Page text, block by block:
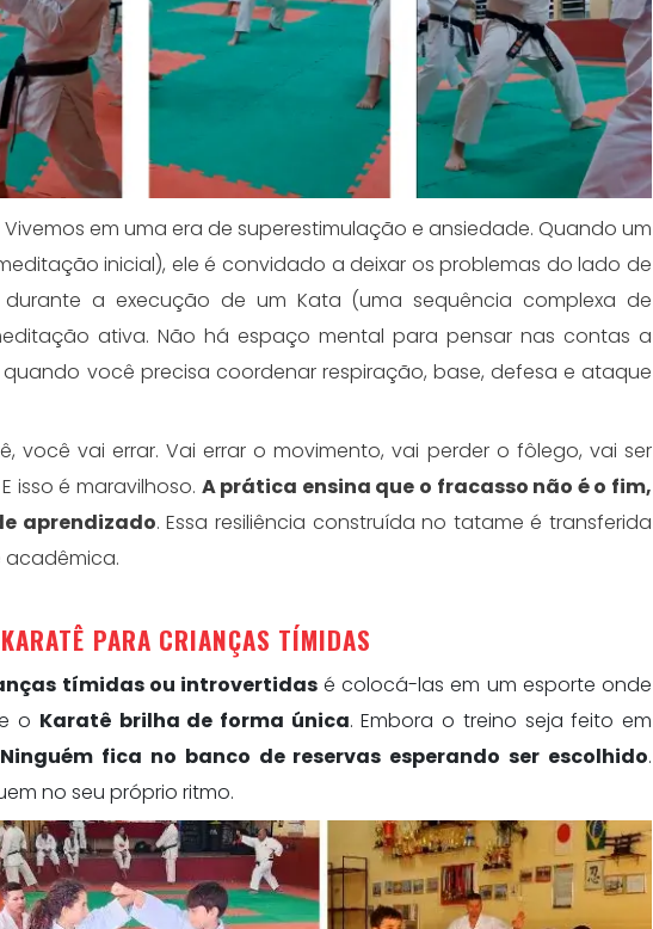
em uma era de superestimulação e ansiedade. Quando um
inicial), ele é convidado a deixar os problemas do lado de
a execução de um Kata (uma sequência complexa de
ativa. Não há espaço mental para pensar nas contas a
você precisa coordenar respiração, base, defesa e ataque
você vai errar. Vai errar o movimento, vai perder o fôlego, vai ser
isso é maravilhoso. A prática ensina que o fracasso não é o fim,
aprendizado. Essa resiliência construída no tatame é transferida
acadêmica.
PARA CRIANÇAS TÍMIDAS
tímidas ou introvertidasé colocá-las em um esporte onde
o Karatê brilha de forma única. Embora o treino seja feito em
Ninguém fica no banco de reservas esperando ser escolhido.
no seu próprio ritmo.